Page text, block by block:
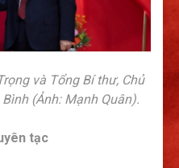
và Tổng Bí thư, Chủ
(Ảnh: Mạnh Quân).
tạc